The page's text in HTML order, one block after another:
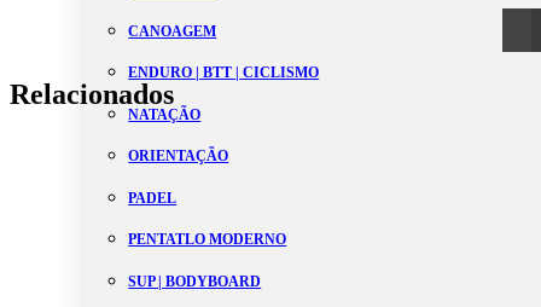
CANOAGEM
ENDURO | BTT | CICLISMO
NATAÇÃO
ORIENTAÇÃO
PADEL
PENTATLO MODERNO
SUP | BODYBOARD
Relacionados